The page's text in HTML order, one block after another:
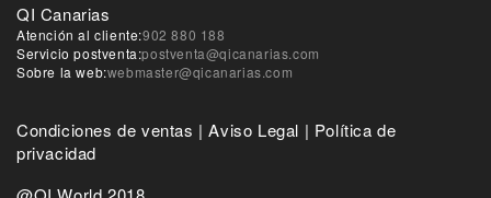
QI Canarias
Atención al cliente:902 880 188
Servicio postventa:postventa@qicanarias.com
Sobre la web:webmaster@qicanarias.com
Condiciones de ventas |Aviso Legal | Política de
privacidad